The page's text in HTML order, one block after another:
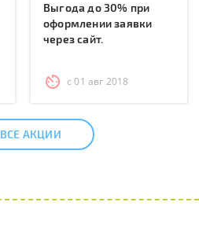
Выгода до 30% при
оформлении заявки
через сайт.
с 01 авг 2018
ВСЕ АКЦИИ